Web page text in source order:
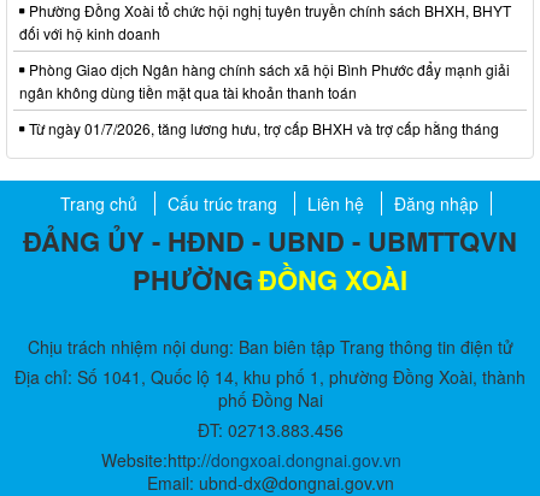
Phường Đồng Xoài tổ chức hội nghị tuyên truyền chính sách BHXH, BHYT
đối với hộ kinh doanh
Phòng Giao dịch Ngân hàng chính sách xã hội Bình Phước đẩy mạnh giải
ngân không dùng tiền mặt qua tài khoản thanh toán
Từ ngày 01/7/2026, tăng lương hưu, trợ cấp BHXH và trợ cấp hằng tháng
Trang chủ Cấu trúc trang Liên hệ Đăng nhập
ĐẢNG ỦY - HĐND - UBND - UBMTTQVN
PHƯỜNGĐỒNG XOÀI
Chịu trách nhiệm nội dung: Ban biên tập Trang thông tin điện tử
Địa chỉ: Số 1041, Quốc lộ 14, khu phố 1, phường Đồng Xoài, thành
phố Đồng Nai
ĐT: 02713.883.456
Website:http://dongxoai.dongnai.gov.vn
Email: ubnd-dx@dongnai.gov.vn​